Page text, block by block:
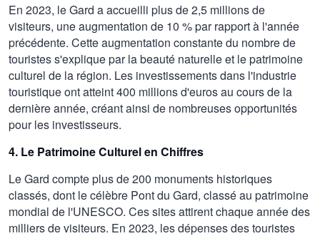
En 2023, le Gard a accueilli plus de 2,5 millions de
visiteurs, une augmentation de 10 % par rapport à l'année
précédente. Cette augmentation constante du nombre de
touristes s'explique par la beauté naturelle et le patrimoine
culturel de la région. Les investissements dans l'industrie
touristique ont atteint 400 millions d'euros au cours de la
dernière année, créant ainsi de nombreuses opportunités
pour les investisseurs.
4. Le Patrimoine Culturel en Chiffres
Le Gard compte plus de 200 monuments historiques
classés, dont le célèbre Pont du Gard, classé au patrimoine
mondial de l'UNESCO. Ces sites attirent chaque année des
milliers de visiteurs. En 2023, les dépenses des touristes